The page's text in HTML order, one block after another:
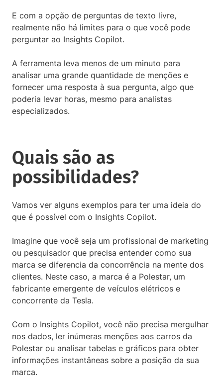
E com a opção de perguntas de texto livre,
realmente não há limites para o que você pode
perguntar ao Insights Copilot.
A ferramenta leva menos de um minuto para
analisar uma grande quantidade de menções e
fornecer uma resposta à sua pergunta, algo que
poderia levar horas, mesmo para analistas
especializados.
Quais são as
possibilidades?
Vamos ver alguns exemplos para ter uma ideia do
que é possível com o Insights Copilot.
Imagine que você seja um profissional de marketing
ou pesquisador que precisa entender como sua
marca se diferencia da concorrência na mente dos
clientes. Neste caso, a marca é a Polestar, um
fabricante emergente de veículos elétricos e
concorrente da Tesla.
Com o Insights Copilot, você não precisa mergulhar
nos dados, ler inúmeras menções aos carros da
Polestar ou analisar tabelas e gráficos para obter
informações instantâneas sobre a posição da sua
marca.